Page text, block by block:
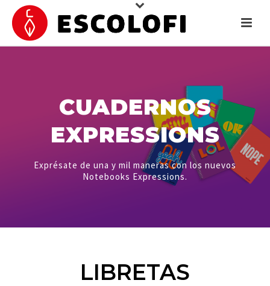
CUADERNOS
EXPRESSIONS
Exprésate de una y mil maneras con los nuevos
Notebooks Expressions.
LIBRETAS